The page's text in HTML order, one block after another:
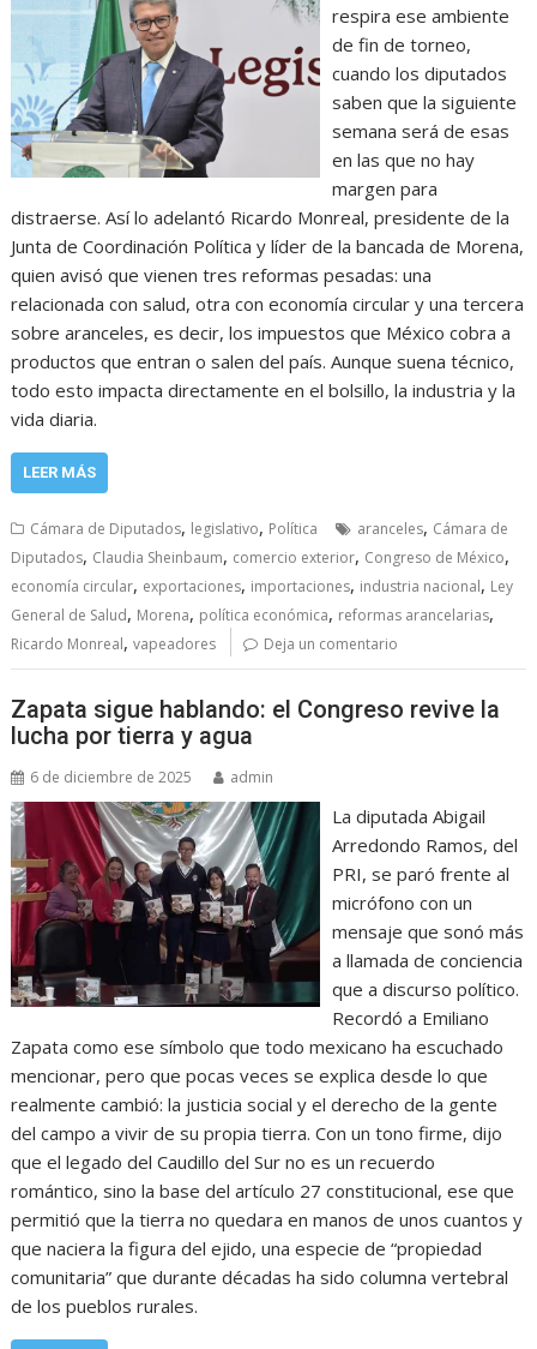
respira ese ambiente
de fin de torneo,
cuando los diputados
saben que la siguiente
semana será de esas
en las que no hay
margen para
distraerse. Así lo adelantó Ricardo Monreal, presidente de la
Junta de Coordinación Política y líder de la bancada de Morena,
quien avisó que vienen tres reformas pesadas: una
relacionada con salud, otra con economía circular y una tercera
sobre aranceles, es decir, los impuestos que México cobra a
productos que entran o salen del país. Aunque suena técnico,
todo esto impacta directamente en el bolsillo, la industria y la
vida diaria.
LEER MÁS
Cámara de Diputados, legislativo, Política aranceles, Cámara de
Diputados, Claudia Sheinbaum, comercio exterior, Congreso de México,
economía circular, exportaciones, importaciones, industria nacional, Ley
General de Salud, Morena, política económica, reformas arancelarias,
Ricardo Monreal,vapeadores Deja un comentario
Zapata sigue hablando: el Congreso revive la
lucha por tierra y agua
6 de diciembre de 2025 admin
La diputada Abigail
Arredondo Ramos, del
PRI, se paró frente al
micrófono con un
mensaje que sonó más
a llamada de conciencia
que a discurso político.
Recordó a Emiliano
Zapata como ese símbolo que todo mexicano ha escuchado
mencionar, pero que pocas veces se explica desde lo que
realmente cambió: la justicia social y el derecho de la gente
del campo a vivir de su propia tierra. Con un tono firme, dijo
que el legado del Caudillo del Sur no es un recuerdo
romántico, sino la base del artículo 27 constitucional, ese que
permitió que la tierra no quedara en manos de unos cuantos y
que naciera la figura del ejido, una especie de “propiedad
comunitaria” que durante décadas ha sido columna vertebral
de los pueblos rurales.